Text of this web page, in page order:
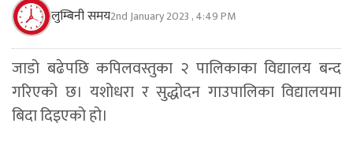
लुम्बिनी समय2nd January 2023 , 4:49 PM
जाडो बढेपछि कपिलवस्तुका २ पालिकाका विद्यालय बन्द
गरिएको छ। यशोधरा र सुद्धोदन गाउपालिका विद्यालयमा
बिदा दिइएको हो।